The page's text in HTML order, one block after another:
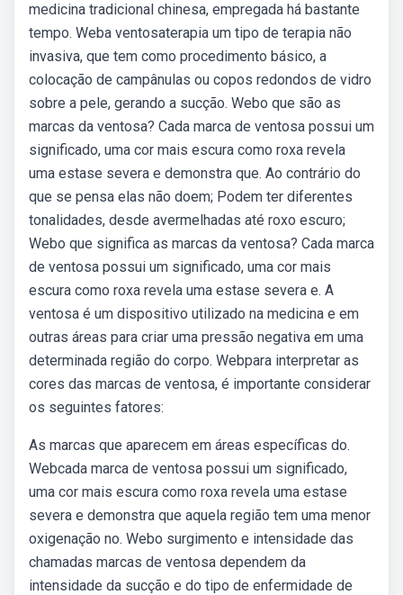
medicina tradicional chinesa, empregada há bastante
tempo. Weba ventosaterapia um tipo de terapia não
invasiva, que tem como procedimento básico, a
colocação de campânulas ou copos redondos de vidro
sobre a pele, gerando a sucção. Webo que são as
marcas da ventosa? Cada marca de ventosa possui um
significado, uma cor mais escura como roxa revela
uma estase severa e demonstra que. Ao contrário do
que se pensa elas não doem; Podem ter diferentes
tonalidades, desde avermelhadas até roxo escuro;
Webo que significa as marcas da ventosa? Cada marca
de ventosa possui um significado, uma cor mais
escura como roxa revela uma estase severa e. A
ventosa é um dispositivo utilizado na medicina e em
outras áreas para criar uma pressão negativa em uma
determinada região do corpo. Webpara interpretar as
cores das marcas de ventosa, é importante considerar
os seguintes fatores:
As marcas que aparecem em áreas específicas do.
Webcada marca de ventosa possui um significado,
uma cor mais escura como roxa revela uma estase
severa e demonstra que aquela região tem uma menor
oxigenação no. Webo surgimento e intensidade das
chamadas marcas de ventosa dependem da
intensidade da sucção e do tipo de enfermidade de